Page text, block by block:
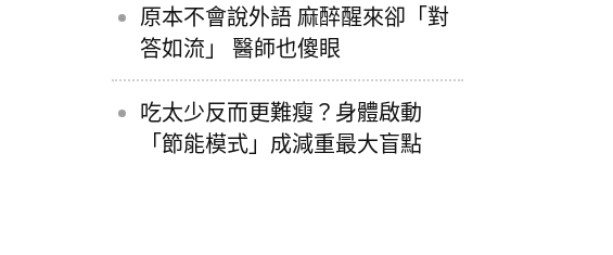
原本不會說外語 麻醉醒來卻「對
答如流」 醫師也傻眼
吃太少反而更難瘦？身體啟動
「節能模式」成減重最大盲點